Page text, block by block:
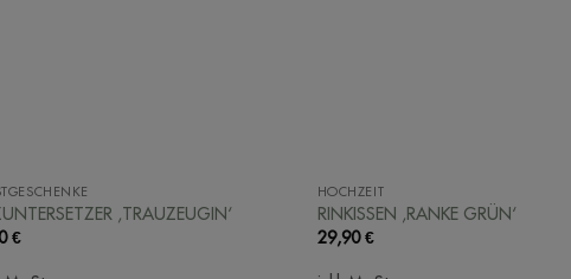
‚TRAUZEUGIN‘
€
HOCHZEIT
RINKISSEN ‚RANKE GRÜN‘
29,90€